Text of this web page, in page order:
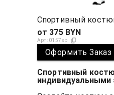
Спортивный
от 375BYN
Арт: 0157sp
Оформить Заказ
Спортивный